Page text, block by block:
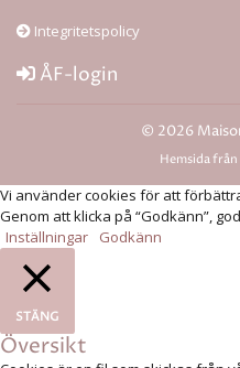
Integritetspolicy
ÅF-login
© 2026
Hemsida från
Vi använder cookies för att
Genom att klicka på “Godkänn”,
Inställningar
Godkänn
STÄNG
Översikt